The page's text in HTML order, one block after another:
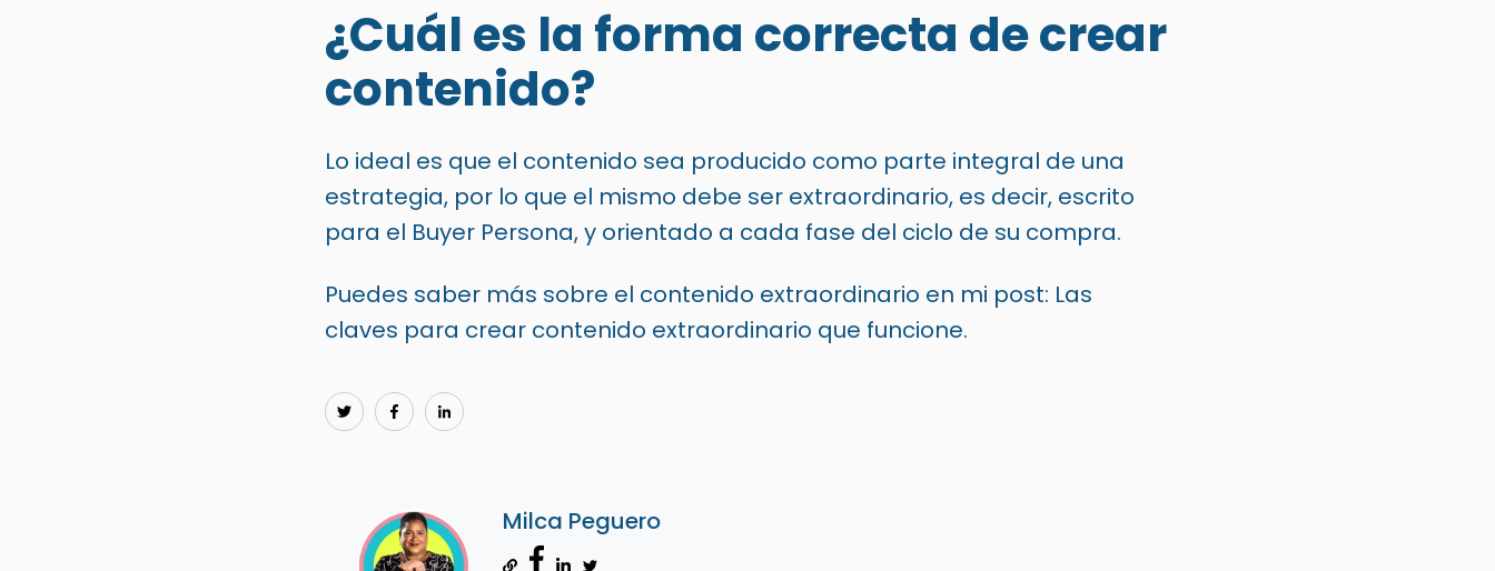
¿Cuál es la forma correcta de crear
contenido?
Lo ideal es que el contenido sea producido como parte integral de una
estrategia, por lo que el mismo debe ser extraordinario, es decir, escrito
para el Buyer Persona, y orientado a cada fase del ciclo de su compra.
Puedes saber más sobre el contenido extraordinario en mi post: Las
claves para crear contenido extraordinario que funcione.
Milca Peguero